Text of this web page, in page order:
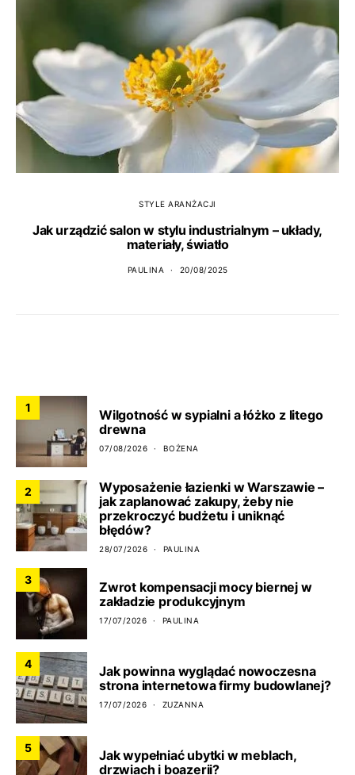
STYLE ARANŻACJI
Jak urządzić salon w stylu industrialnym – układy,
materiały, światło
PAULINA 20/08/2025
1
Wilgotność w sypialni a łóżko z litego
drewna
07/08/2026 BOŻENA
2
Wyposażenie łazienki w Warszawie –
jak zaplanować zakupy, żeby nie
przekroczyć budżetu i uniknąć
błędów?
28/07/2026 PAULINA
3
Zwrot kompensacji mocy biernej w
zakładzie produkcyjnym
17/07/2026 PAULINA
4
Jak powinna wyglądać nowoczesna
strona internetowa firmy budowlanej?
17/07/2026 ZUZANNA
5
Jak wypełniać ubytki w meblach,
drzwiach i boazerii?